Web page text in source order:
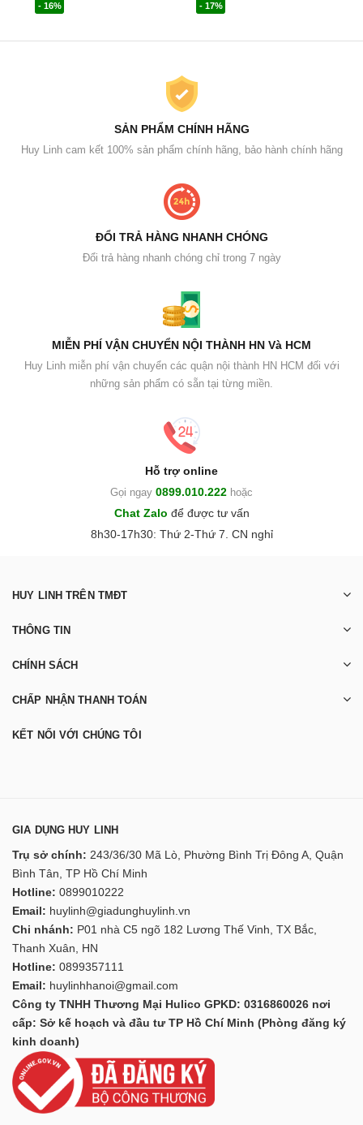
- 16% - 17%
SẢN PHẨM CHÍNH HÃNG
Huy Linh cam kết 100% sản phẩm chính hãng, bảo hành chính hãng
ĐỔI TRẢ HÀNG NHANH CHÓNG
Đổi trả hàng nhanh chóng chỉ trong 7 ngày
MIỄN PHÍ VẬN CHUYỂN NỘI THÀNH HN Và HCM
Huy Linh miễn phí vận chuyển các quận nội thành HN HCM đối với
những sản phẩm có sẵn tại từng miền.
Hỗ trợ online
Gọi ngay 0899.010.222 hoặc
Chat Zalo để được tư vấn
8h30-17h30: Thứ 2-Thứ 7. CN nghỉ
HUY LINH TRÊN TMĐT
THÔNG TIN
CHÍNH SÁCH
CHẤP NHẬN THANH TOÁN
KẾT NỐI VỚI CHÚNG TÔI
GIA DỤNG HUY LINH
Trụ sở chính: 243/36/30 Mã Lò, Phường Bình Trị Đông A, Quận
Bình Tân, TP Hồ Chí Minh
Hotline: 0899010222
Email: huylinh@giadunghuylinh.vn
Chi nhánh: P01 nhà C5 ngõ 182 Lương Thế Vinh, TX Bắc,
Thanh Xuân, HN
Hotline: 0899357111
Email: huylinhhanoi@gmail.com
Công ty TNHH Thương Mại Hulico GPKD: 0316860026 nơi
cấp: Sở kế hoạch và đầu tư TP Hồ Chí Minh (Phòng đăng ký
kinh doanh)